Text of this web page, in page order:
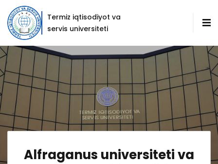
Termiz iqtisodiyot va
servis universiteti
Alfraganus universiteti va